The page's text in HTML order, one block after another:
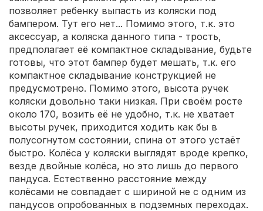
позволяет ребенку выпасть из коляски под
бампером. Тут его нет... Помимо этого, т.к. это
аксессуар, а коляска данного типа - трость,
предполагает её компактное складывание, будьте
готовы, что этот бампер будет мешать, т.к. его
компактное складывание конструкцией не
предусмотрено. Помимо этого, высота ручек
коляски довольно таки низкая. При своём росте
около 170, возить её не удобно, т.к. не хватает
высоты ручек, приходится ходить как бы в
полусогнутом состоянии, спина от этого устаёт
быстро. Колёса у коляски выглядят вроде крепко,
везде двойные колёса, но это лишь до первого
пандуса. Естественно расстояние между
колёсами не совпадает с шириной не с одним из
пандусов опробованных в подземных переходах.